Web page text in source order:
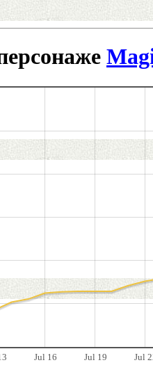
Jul 16 Jul 19 Jul